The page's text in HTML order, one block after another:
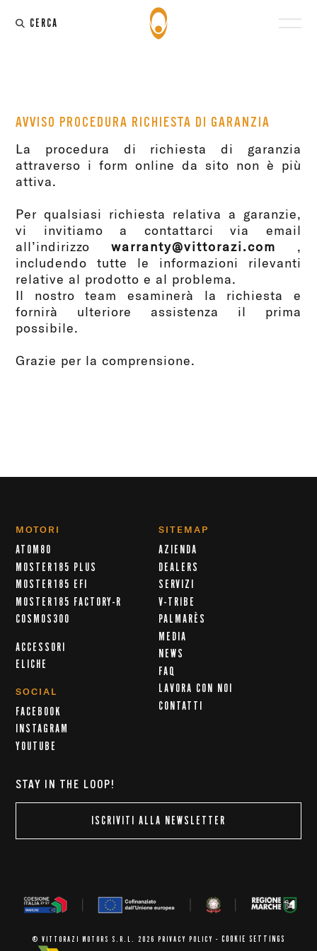
CERCA
AVVISO PROCEDURA RICHIESTA DI GARANZIA
La procedura di richiesta di garanzia
attraverso i form online da sito non è più
attiva.
Per qualsiasi richiesta relativa a garanzie,
vi invitiamo a contattarci via email
all’indirizzo warranty@vittorazi.com ,
includendo tutte le informazioni rilevanti
relative al prodotto e al problema.
Il nostro team esaminerà la richiesta e
fornirà ulteriore assistenza il prima
possibile.
Grazie per la comprensione.
MOTORI
ATOM80
MOSTER185 PLUS
MOSTER185 EFI
MOSTER185 FACTORY-R
COSMOS300
ACCESSORI
ELICHE
SOCIAL
FACEBOOK
INSTAGRAM
YOUTUBE
SITEMAP
AZIENDA
DEALERS
SERVIZI
V-TRIBE
PALMARÈS
MEDIA
NEWS
FAQ
LAVORA CON NOI
CONTATTI
STAY IN THE LOOP!
ISCRIVITI ALLA NEWSLETTER
© VITTORAZI MOTORS S.R.L. 2026 PRIVACY POLICY - COOKIE SETTINGS